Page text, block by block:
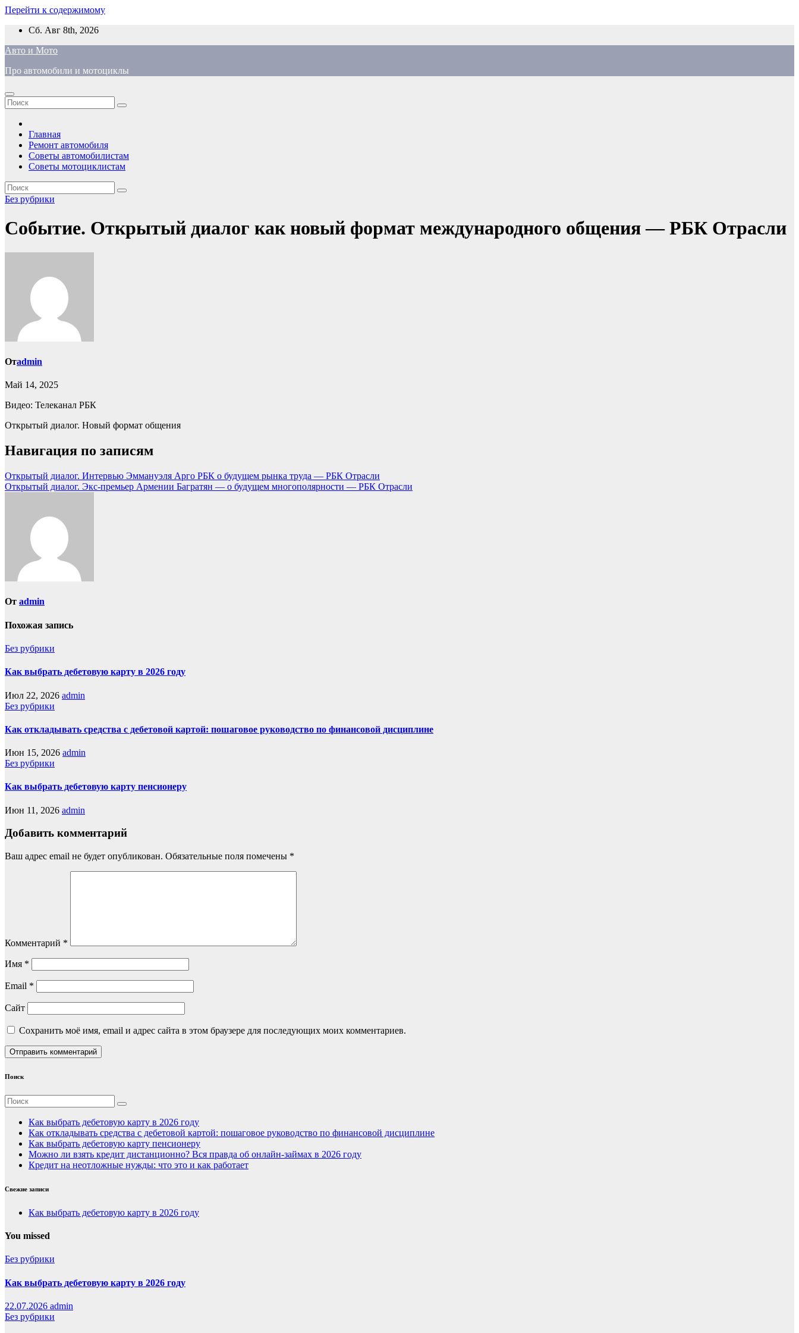
Перейти к содержимому
Сб. Авг 8th, 2026
Авто и Мото
Про автомобили и мотоциклы
Главная
Ремонт автомобиля
Советы автомобилистам
Советы мотоциклистам
Без рубрики
Событие. Открытый диалог как новый формат международного общения — РБК Отрасли
Отadmin
Май 14, 2025
Видео: Телеканал РБК
Открытый диалог. Новый формат общения
Навигация по записям
Открытый диалог. Интервью Эммануэля Арго РБК о будущем рынка труда — РБК Отрасли
Открытый диалог. Экс-премьер Армении Багратян — о будущем многополярности — РБК Отрасли
От admin
Похожая запись
Без рубрики
Как выбрать дебетовую карту в 2026 году
Июл 22, 2026 admin
Без рубрики
Как откладывать средства с дебетовой картой: пошаговое руководство по финансовой дисциплине
Июн 15, 2026 admin
Без рубрики
Как выбрать дебетовую карту пенсионеру
Июн 11, 2026 admin
Добавить комментарий
Ваш адрес email не будет опубликован. Обязательные поля помечены *
Комментарий *
Имя *
Email *
Сайт
Сохранить моё имя, email и адрес сайта в этом браузере для последующих моих комментариев.
Поиск
Как выбрать дебетовую карту в 2026 году
Как откладывать средства с дебетовой картой: пошаговое руководство по финансовой дисциплине
Как выбрать дебетовую карту пенсионеру
Можно ли взять кредит дистанционно? Вся правда об онлайн-займах в 2026 году
Кредит на неотложные нужды: что это и как работает
Свежие записи
Как выбрать дебетовую карту в 2026 году
You missed
Без рубрики
Как выбрать дебетовую карту в 2026 году
22.07.2026 admin
Без рубрики